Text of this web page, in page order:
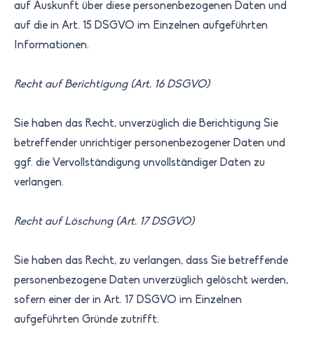
auf Auskunft über diese personenbezogenen Daten und
auf die in Art. 15 DSGVO im Einzelnen aufgeführten
Informationen.
Recht auf Berichtigung (Art. 16 DSGVO)
Sie haben das Recht, unverzüglich die Berichtigung Sie
betreffender unrichtiger personenbezogener Daten und
ggf. die Vervollständigung unvollständiger Daten zu
verlangen.
Recht auf Löschung (Art. 17 DSGVO)
Sie haben das Recht, zu verlangen, dass Sie betreffende
personenbezogene Daten unverzüglich gelöscht werden,
sofern einer der in Art. 17 DSGVO im Einzelnen
aufgeführten Gründe zutrifft.